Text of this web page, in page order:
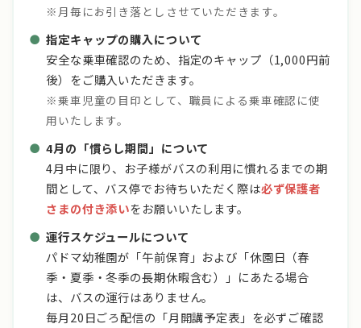
※月毎にお引き落としさせていただきます。
指定キャップの購入について
安全な乗車確認のため、指定のキャップ（1,000円前
後）をご購入いただきます。
※乗車児童の目印として、職員による乗車確認に使
用いたします。
4月の「慣らし期間」について
4月中に限り、お子様がバスの利用に慣れるまでの期
間として、バス停でお待ちいただく際は必ず保護者
さまの付き添いをお願いいたします。
運行スケジュールについて
パドマ幼稚園が「午前保育」および「休園日（春
季・夏季・冬季の長期休暇含む）」にあたる場合
は、バスの運行はありません。
毎月20日ごろ配信の「月開講予定表」を必ずご確認